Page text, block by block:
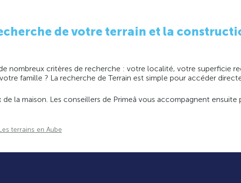
de votre terrain et la
nombreux critères de recherche : votre localité, votre superficie
famille ? La recherche de Terrain est simple pour accéder
la maison. Les conseillers de Primeâ vous accompagnent
terrains en Aube